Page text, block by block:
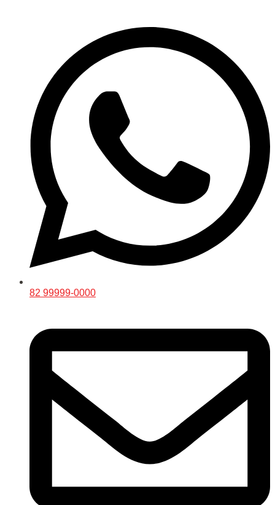
82 99999-0000